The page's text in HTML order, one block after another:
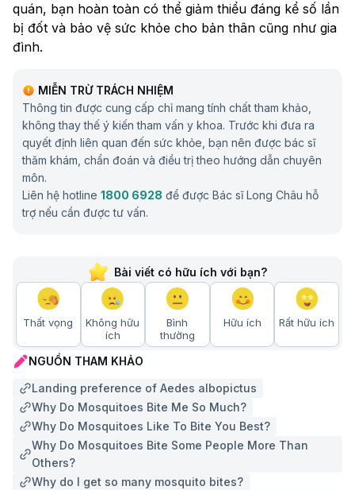
quán, bạn hoàn toàn có thể giảm thiểu đáng kể số lần
bị đốt và bảo vệ sức khỏe cho bản thân cũng như gia
đình.
MIỄN TRỪ TRÁCH NHIỆM
Thông tin được cung cấp chỉ mang tính chất tham khảo,
không thay thế ý kiến tham vấn y khoa. Trước khi đưa ra
quyết định liên quan đến sức khỏe, bạn nên được bác sĩ
thăm khám, chẩn đoán và điều trị theo hướng dẫn chuyên
môn.
Liên hệ hotline 1800 6928 để được Bác sĩ Long Châu hỗ
trợ nếu cần được tư vấn.
Bài viết có hữu ích với bạn?
Thất vọng
Không hữu
ích
Bình
thường
Hữu ích Rất hữu ích
NGUỒN THAM KHẢO
Landing preference of Aedes albopictus
Why Do Mosquitoes Bite Me So Much?
Why Do Mosquitoes Like To Bite You Best?
Why Do Mosquitoes Bite Some People More Than
Others?
Why do I get so many mosquito bites?